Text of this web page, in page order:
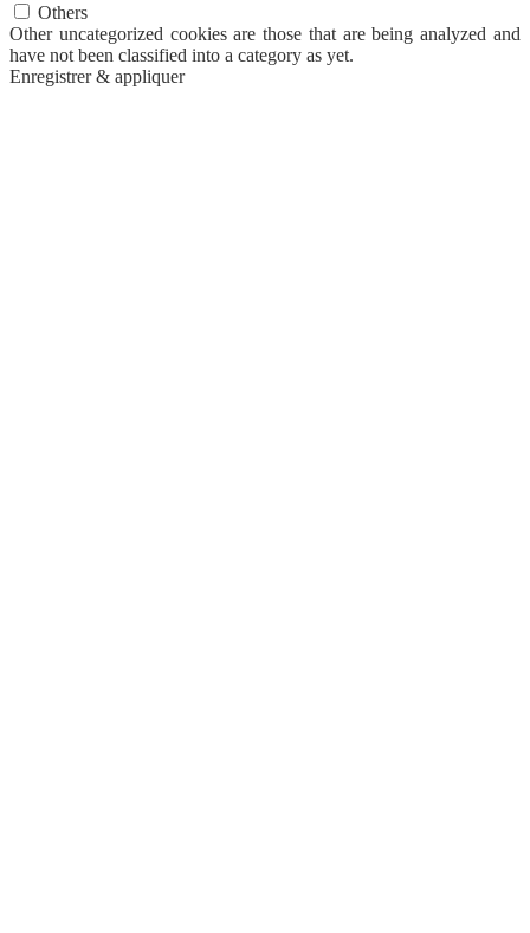
Others
Other uncategorized cookies are those that are being analyzed and
have not been classified into a category as yet.
Enregistrer & appliquer